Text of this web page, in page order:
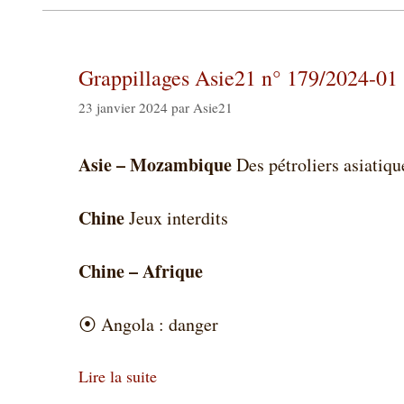
Grappillages Asie21 n° 179/2024-01
23 janvier 2024 par Asie21
Asie – MozambiqueDes pétroliers
ChineJeux interdits
Chine – Afrique
⦿ Angola : danger
Lire la suite